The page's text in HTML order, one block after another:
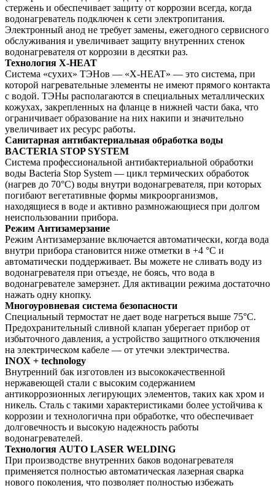
стержень и обеспечивает защиту от коррозии всегда, когда
водонагреватель подключен к сети электропитания.
Электронный анод не требует замены, ежегодного сервисного
обслуживания и увеличивает защиту внутренних стенок
водонагревателя от коррозии в десятки раз.
Технология X-HEAT
Система «сухих» ТЭНов — «X-HEAT» — это система, при
которой нагревательные элементы не имеют прямого контакта
с водой. ТЭНы располагаются в специальных металлических
кожухах, закрепленных на фланце в нижней части бака, что
ограничивает образование на них накипи и значительно
увеличивает их ресурс работы.
Санитарная антибактериальная обработка воды
BACTERIA STOP SYSTEM
Система профессиональной антибактериальной обработки
воды Bacteria Stop System — цикл термических обработок
(нагрев до 70°С) воды внутри водонагревателя, при которых
погибают вегетативные формы микроорганизмов,
находящиеся в воде и активно размножающиеся при долгом
неиспользовании прибора.
Режим Антизамерзание
Режим Антизамерзание включается автоматически, когда вода
внутри прибора становится ниже отметки в +4 °С и
автоматически поддерживает. Вы можете не сливать воду из
водонагревателя при отъезде, не боясь, что вода в
водонагревателе замерзнет. Для активации режима достаточно
нажать одну кнопку.
Многоуровневая система безопасности
Специальный термостат не дает воде нагреться выше 75°C.
Предохранительный сливной клапан уберегает прибор от
избыточного давления, а устройство защитного отключения
на электрическом кабеле — от утечки электричества.
INOX + technology
Внутренний бак изготовлен из высококачественной
нержавеющей стали с высоким содержанием
антикоррозионных легирующих элементов, таких как хром и
никель. Сталь с такими характеристиками более устойчива к
коррозии и технологична при обработке, что обеспечивает
долговечность и высокую надежность работы
водонагревателей.
Технология AUTO LASER WELDING
При производстве внутренних баков водонагревателя
применяется полностью автоматическая лазерная сварка
нового поколения, что позволяет полностью избежать